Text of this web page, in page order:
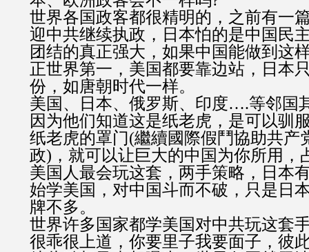
世界各国政客都很精明的，之前有一
迎中共继续执政，日本怕的是中国民
团结的真正强大，如果中国能做到这
正世界第一，美国都要靠边站，日本
份，如唐朝时代一样。
美国、日本、俄罗斯、印度….等邻国
因为他们知道这是纸老虎，是可以驯
纸老虎的罩门(繼續國際假鬥協助共产
政)，就可以让巨大的中国为你所用，
美国人最会玩这套，两手策略，日本
始学美国，对中国斗而不破，只是日
牌不多。
世界许多国家都学美国对中共玩这套
很乖很上道，你要里子我要面子，彼